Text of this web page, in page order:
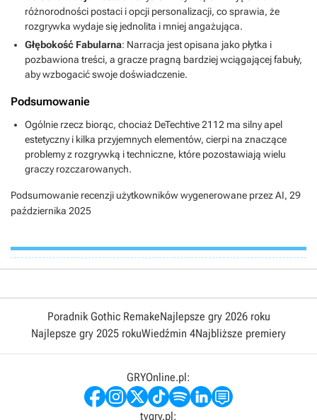
różnorodności postaci i opcji personalizacji, co sprawia, że
rozgrywka wydaje się jednolita i mniej angażująca.
Głębokość Fabularna: Narracja jest opisana jako płytka i
pozbawiona treści, a gracze pragną bardziej wciągającej fabuły,
aby wzbogacić swoje doświadczenie.
Podsumowanie
Ogólnie rzecz biorąc, chociaż DeTechtive 2112 ma silny apel
estetyczny i kilka przyjemnych elementów, cierpi na znaczące
problemy z rozgrywką i techniczne, które pozostawiają wielu
graczy rozczarowanych.
Podsumowanie recenzji użytkowników wygenerowane przez AI, 29
października 2025
Poradnik Gothic RemakeNajlepsze gry 2026 roku
Najlepsze gry 2025 rokuWiedźmin 4Najbliższe premiery
GRYOnline.pl:
tvgry.pl: